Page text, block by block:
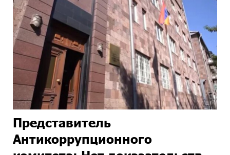
Представитель
Антикоррупционного